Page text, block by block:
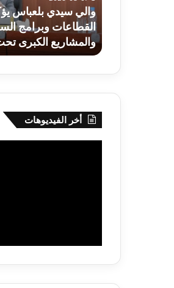
وبرامج
السكن
،المياه
والمشاريع
الكبرى
المواطن
والي سيدي بلعباس
القطاعات وبرامج
والمشاريع الكبرى
أخر الفيديوهات